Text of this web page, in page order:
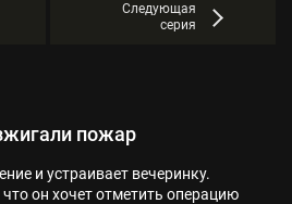
Следующая
серия
пожар
и устраивает вечеринку.
он хочет отметить операцию